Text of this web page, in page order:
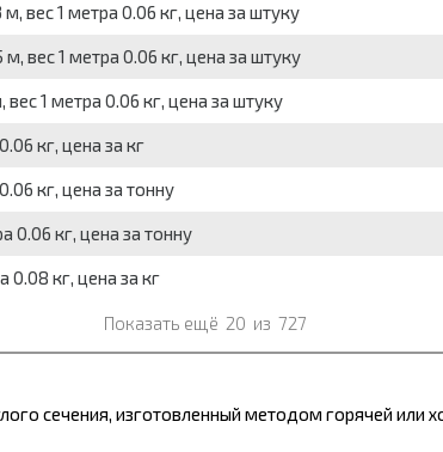
вес 1 метра 0.06 кг, цена за штуку
вес 1 метра 0.06 кг, цена за штуку
1 метра 0.06 кг, цена за штуку
кг, цена за кг
кг, цена за тонну
0.06 кг, цена за тонну
0.08 кг, цена за кг
Показать ещё 20 из 727
сечения, изготовленный методом горячей или